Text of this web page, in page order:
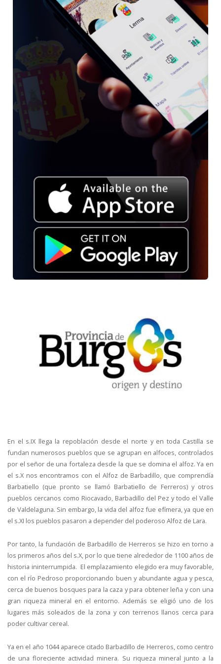
En el s.IX llega la repoblación desde el norte y en toda Castilla se
fundan numerosos pueblos que se agrupan en alfoces, controlados
por el señor de una fortaleza desde la que se domina el alfoz. Ya en
el s.X nos encontramos con el Alfoz de Barbadillo, que comprendía
Barbatiello (que pronto se llamó Barbatiello de Ferreros) y otros
pueblos cercanos como Riocavado, Barbadillo del Pez y todo el Valle
de Valdelaguna. Sin embargo, la vida del alfoz fue efímera, ya que en
el s.XI los pueblos pasaron a depender del poderoso Alfoz de Lara.
Por tanto, la fundación de Barbadillo de Herreros se hizo en torno a
los primeros años del s.X, por lo que tiene alrededor de 1100 años de
historia ininterrumpida. El emplazamiento elegido era muy favorable,
con el río Pedroso proporcionando buen y abundante agua y pesca,
cerca de buenos bosques para la caza y para obtener leña y con una
gran riqueza mineral en el entorno. Además se eligió uno de los
lugares más soleados de la zona y con terrenos llanos cerca para
poder cultivar cereal.
Ya en el año 1044 aparece citado Barbadillo de Herreros, como centro
de una floreciente actividad minera. Su riqueza mineral junto a la